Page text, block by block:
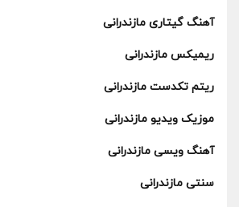
آهنگ گیتاری مازندرانی
ریمیکس مازندرانی
ریتم تکدست مازندرانی
موزیک ویدیو مازندرانی
آهنگ ویسی مازندرانی
سنتی مازندرانی